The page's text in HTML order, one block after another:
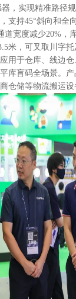
，实现精准路径
支持45°斜向和全
道宽度减少20%，
米，可叉取川字
用于仓库、线边
库盲码全场景。
仓储等物流搬运设